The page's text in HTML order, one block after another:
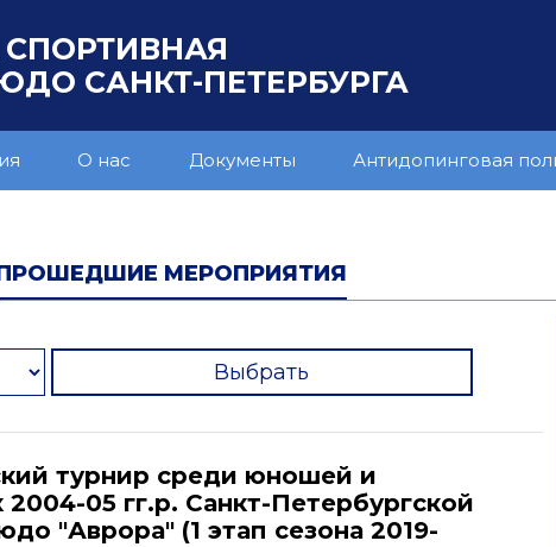
САНКТ-ПЕТЕРБУРГА
О нас Документы Антидопинговая
МЕРОПРИЯТИЯ
Выбрать
турнир среди юношей и
05 гг.р. Санкт-Петербургской
"Аврора" (1 этап сезона 2019-